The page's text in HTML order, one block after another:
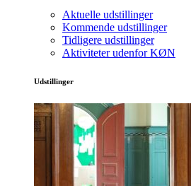
Aktuelle udstillinger
Kommende udstillinger
Tidligere udstillinger
Aktiviteter udenfor KØN
Udstillinger